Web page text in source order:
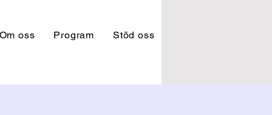
oss Program Stöd oss